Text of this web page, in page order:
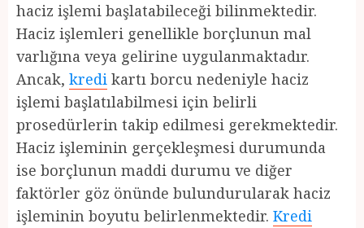
haciz işlemi başlatabileceği bilinmektedir.
Haciz işlemleri genellikle borçlunun mal
varlığına veya gelirine uygulanmaktadır.
Ancak, kredi kartı borcu nedeniyle haciz
işlemi başlatılabilmesi için belirli
prosedürlerin takip edilmesi gerekmektedir.
Haciz işleminin gerçekleşmesi durumunda
ise borçlunun maddi durumu ve diğer
faktörler göz önünde bulundurularak haciz
işleminin boyutu belirlenmektedir. Kredi